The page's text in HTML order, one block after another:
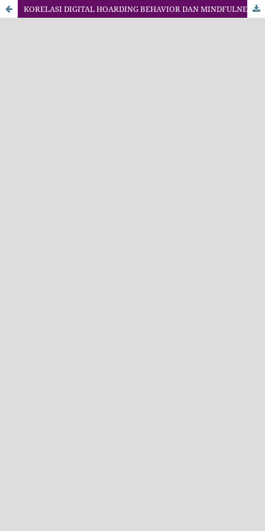
KORELASI DIGITAL HOARDING BEHAVIOR DAN MINDFULNESS PADA GURU DI JAKARTA